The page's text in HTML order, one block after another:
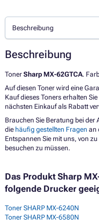
Beschreibung
Beschreibung
TonerSharp MX-62GTCA.
Auf diesen Toner wird eine
Kauf dieses Toners erhalten Sie
nächsten Einkauf als Rabatt
Brauchen Sie Beratung bei der
die häufig gestellten Fragen an
Entspannen Sie mit uns, von
besuchen zu müssen.
Das Produkt Sharp
folgende Drucker
Toner SHARP MX-6240N
Toner SHARP MX-6580N